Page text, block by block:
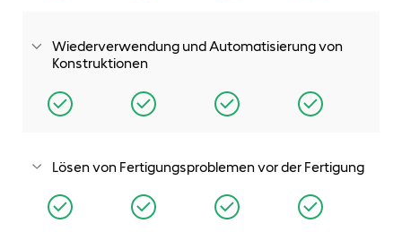
Wiederverwendung und Automatisierung von
Konstruktionen
Vereinfachen Sie die Wiederverwendung vorhandener
Konstruktionsdaten mit Such-, Automatisierungs- und
Lösen von Fertigungsproblemen vor der Fertigung
Prüfen Sie in 2D und 3D, ob Ihre Teile und Baugruppen richtig
passen, zusammengebaut werden können und sich